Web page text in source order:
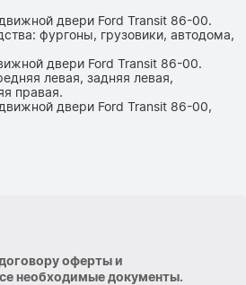
оферты и
необходимые документы.